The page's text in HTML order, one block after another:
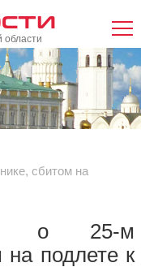
области
сбитом на
о 25-м
на подлете к